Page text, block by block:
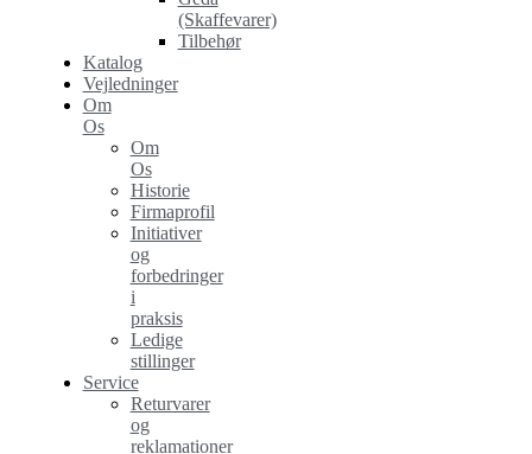
(Skaffevarer)
Tilbehør
Katalog
Vejledninger
Om
Os
Om
Os
Historie
Firmaprofil
Initiativer
og
forbedringer
i
praksis
Ledige
stillinger
Service
Returvarer
og
reklamationer